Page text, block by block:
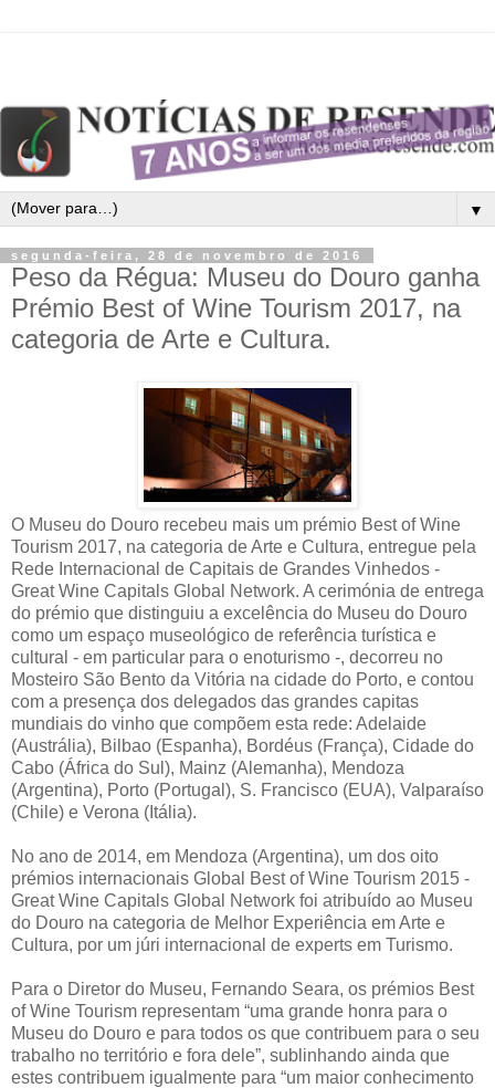
▼
segunda-feira, 28 de novembro de 2016
Peso da Régua: Museu do Douro ganha
Prémio Best of Wine Tourism 2017, na
categoria de Arte e Cultura.
O Museu do Douro recebeu mais um prémio Best of Wine
Tourism 2017, na categoria de Arte e Cultura, entregue pela
Rede Internacional de Capitais de Grandes Vinhedos -
Great Wine Capitals Global Network. A cerimónia de entrega
do prémio que distinguiu a excelência do Museu do Douro
como um espaço museológico de referência turística e
cultural - em particular para o enoturismo -, decorreu no
Mosteiro São Bento da Vitória na cidade do Porto, e contou
com a presença dos delegados das grandes capitas
mundiais do vinho que compõem esta rede: Adelaide
(Austrália), Bilbao (Espanha), Bordéus (França), Cidade do
Cabo (África do Sul), Mainz (Alemanha), Mendoza
(Argentina), Porto (Portugal), S. Francisco (EUA), Valparaíso
(Chile) e Verona (Itália).
No ano de 2014, em Mendoza (Argentina), um dos oito
prémios internacionais Global Best of Wine Tourism 2015 -
Great Wine Capitals Global Network foi atribuído ao Museu
do Douro na categoria de Melhor Experiência em Arte e
Cultura, por um júri internacional de experts em Turismo.
Para o Diretor do Museu, Fernando Seara, os prémios Best
of Wine Tourism representam “uma grande honra para o
Museu do Douro e para todos os que contribuem para o seu
trabalho no território e fora dele”, sublinhando ainda que
estes contribuem igualmente para “um maior conhecimento